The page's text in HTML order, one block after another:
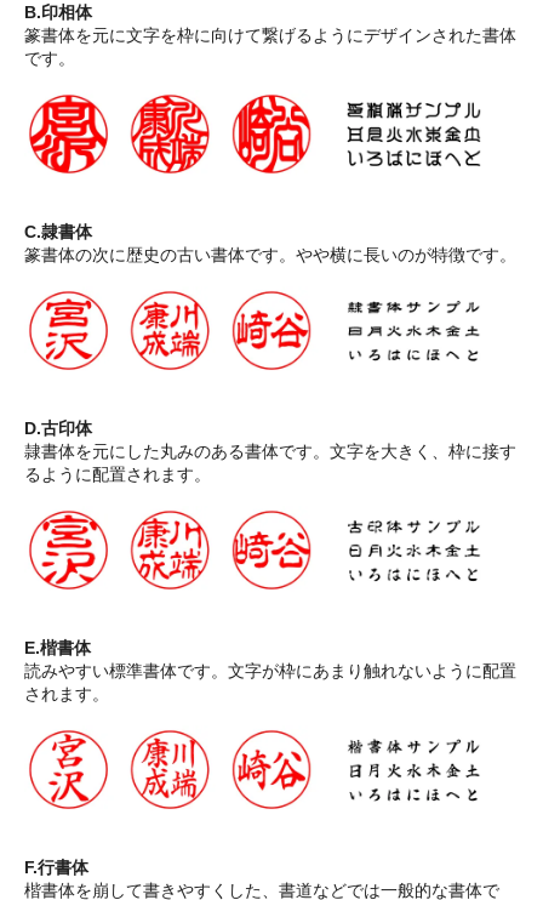
B.印相体
篆書体を元に文字を枠に向けて繋げるようにデザインされた書体
です。
C.隷書体
篆書体の次に歴史の古い書体です。やや横に長いのが特徴です。
D.古印体
隷書体を元にした丸みのある書体です。文字を大きく、枠に接す
るように配置されます。
E.楷書体
読みやすい標準書体です。文字が枠にあまり触れないように配置
されます。
F.行書体
楷書体を崩して書きやすくした、書道などでは一般的な書体で